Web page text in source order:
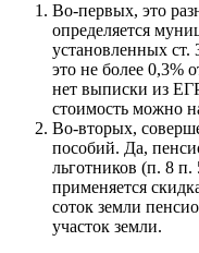
Во-первых, это
определяется
установленных
это не более 0,3%
нет выписки из
стоимость можно
Во-вторых,
пособий. Да,
льготников (п. 8
применяется
соток земли
участок земли.